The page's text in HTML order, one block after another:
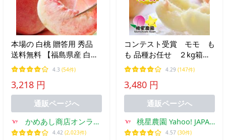
本場の 白桃 贈答用 秀品
送料無料 【福島県産 白桃
1.5kg前後】（5-7玉） エ
コファーマー ふくしま土
壌ネットワーク 桃の会 [産
地直送のため同梱不可]
4.3 (54件)
3,218 円
通販ページへ
かめあし商店オンライ
ンショップ
4.42 (2,023件)
コンテスト受賞 モモ も
も 品種お任せ ２kg箱使
用 桃星農園 ご家庭用
8月10日頃までに発送 日
付指定不可 送料無料
桃 要望欄書き込みはキャ
4.29 (147件)
3,480 円
通販ページへ
桃星農園 Yahoo! JAPAN
店
4.57 (30件)